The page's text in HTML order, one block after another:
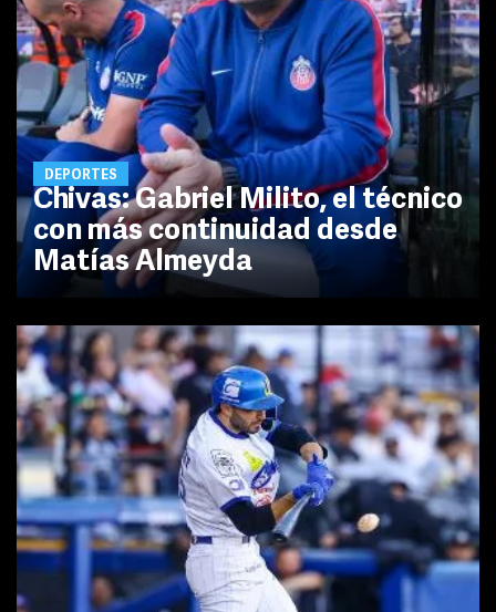
DEPORTES
Chivas: Gabriel Milito, el técnico
con más continuidad desde
Matías Almeyda